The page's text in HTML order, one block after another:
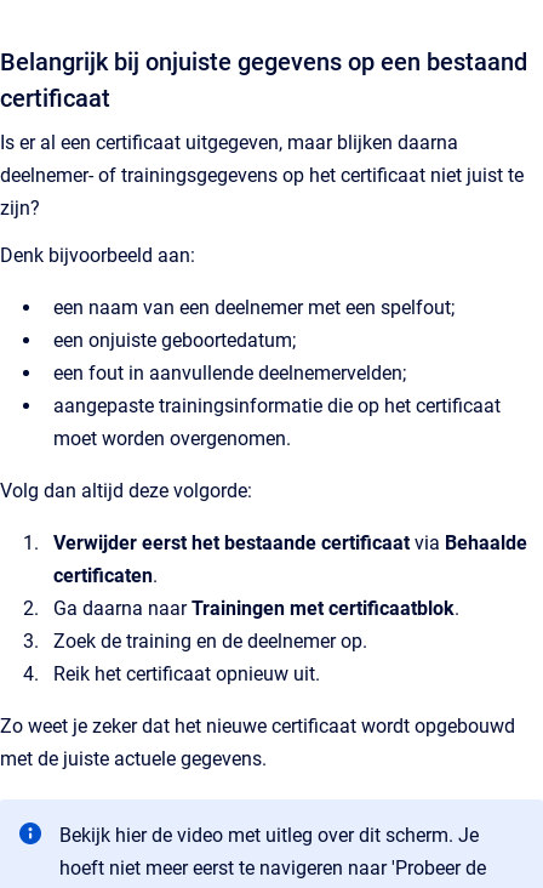
Belangrijk bij onjuiste gegevens op een bestaand
certificaat
Is er al een certificaat uitgegeven, maar blijken daarna
deelnemer- of trainingsgegevens op het certificaat niet juist te
zijn?
Denk bijvoorbeeld aan:
een naam van een deelnemer met een spelfout;
een onjuiste geboortedatum;
een fout in aanvullende deelnemervelden;
aangepaste trainingsinformatie die op het certificaat
moet worden overgenomen.
Volg dan altijd deze volgorde:
Verwijder eerst het bestaande certificaatvia Behaalde
certificaten.
Ga daarna naarTrainingen met certificaatblok.
Zoek de training en de deelnemer op.
Reik het certificaat opnieuw uit.
Zo weet je zeker dat het nieuwe certificaat wordt opgebouwd
met de juiste actuele gegevens.
Bekijk hier de video met uitleg over dit scherm. Je
hoeft niet meer eerst te navigeren naar 'Probeer de